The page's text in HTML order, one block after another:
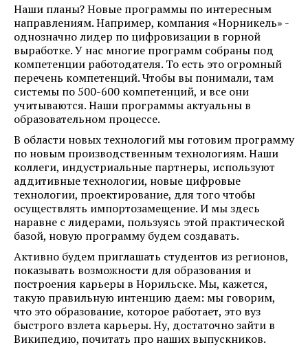
Наши планы? Новые программы по интересным
направлениям. Например, компания «Норникель» -
однозначно лидер по цифровизации в горной
выработке. У нас многие программ собраны под
компетенции работодателя. То есть это огромный
перечень компетенций. Чтобы вы понимали, там
системы по 500-600 компетенций, и все они
учитываются. Наши программы актуальны в
образовательном процессе.
В области новых технологий мы готовим программу
по новым производственным технологиям. Наши
коллеги, индустриальные партнеры, используют
аддитивные технологии, новые цифровые
технологии, проектирование, для того чтобы
осуществлять импортозамещение. И мы здесь
наравне с лидерами, пользуясь этой практической
базой, новую программу будем создавать.
Активно будем приглашать студентов из регионов,
показывать возможности для образования и
построения карьеры в Норильске. Мы, кажется,
такую правильную интенцию даем: мы говорим,
что это образование, которое работает, это вуз
быстрого взлета карьеры. Ну, достаточно зайти в
Википедию, почитать про наших выпускников.